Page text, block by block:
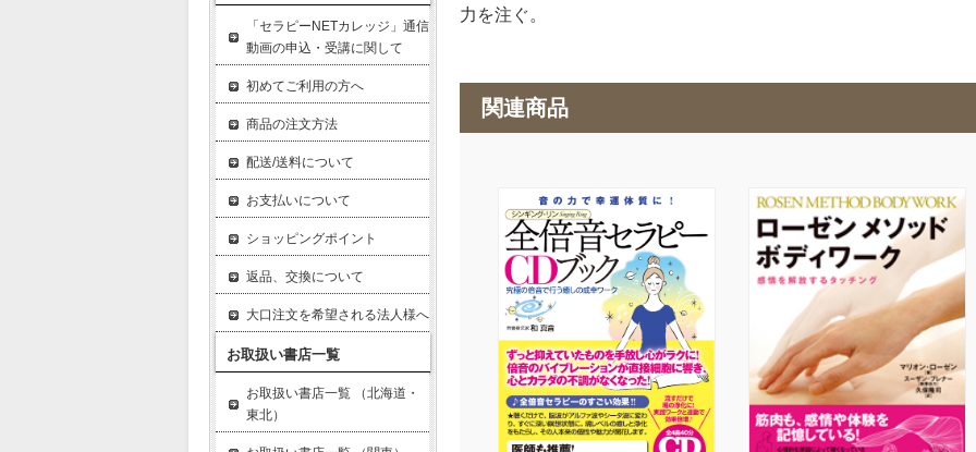
力を注ぐ。
関連商品
「セラピーNETカレッジ」通信
動画の申込・受講に関して
初めてご利用の方へ
商品の注文方法
配送/送料について
お支払いについて
ショッピングポイント
返品、交換について
大口注文を希望される法人様へ
お取扱い書店一覧
お取扱い書店一覧 （北海道・
東北）